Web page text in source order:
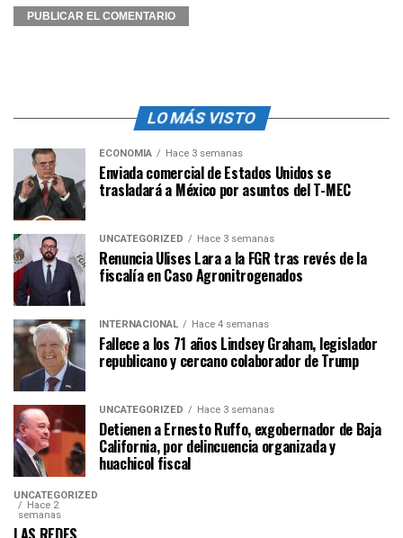
LO MÁS VISTO
ECONOMÍA Hace 3 semanas
Enviada comercial de Estados Unidos se
trasladará a México por asuntos del T-MEC
UNCATEGORIZED Hace 3 semanas
Renuncia Ulises Lara a la FGR tras revés de la
fiscalía en Caso Agronitrogenados
INTERNACIONAL Hace 4 semanas
Fallece a los 71 años Lindsey Graham, legislador
republicano y cercano colaborador de Trump
UNCATEGORIZED Hace 3 semanas
Detienen a Ernesto Ruffo, exgobernador de Baja
California, por delincuencia organizada y
huachicol fiscal
UNCATEGORIZED
Hace 2
semanas